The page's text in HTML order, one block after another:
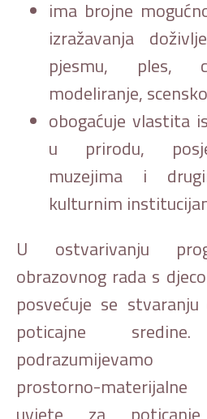
ima brojne
izražavanja
pjesmu, ples,
modeliranje,
obogaćuje vlastita
u prirodu,
muzejima i
kulturnim
U ostvarivanju
obrazovnog rada s
posvećuje se
poticajne
podrazumijevamo
prostorno-